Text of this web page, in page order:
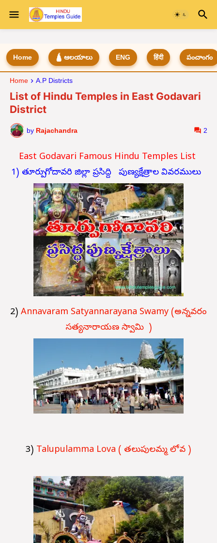
Home 🛕 ఆలయాలు ENG हिंदी పంచాంగం
Home A.P Districts
List of Hindu Temples in East Godavari
District
by Rajachandra 2
East Godavari Famous Hindu Temples List
1) తూర్పు గోదావరి జిల్లా ప్రసిద్ది పుణ్యక్షేత్రాల వివరములు
2) Annavaram Satyannarayana Swamy (అన్నవరం
సత్యనారాయణ స్వామి )
3) Talupulamma Lova ( తలుపులమ్మ లోవ )